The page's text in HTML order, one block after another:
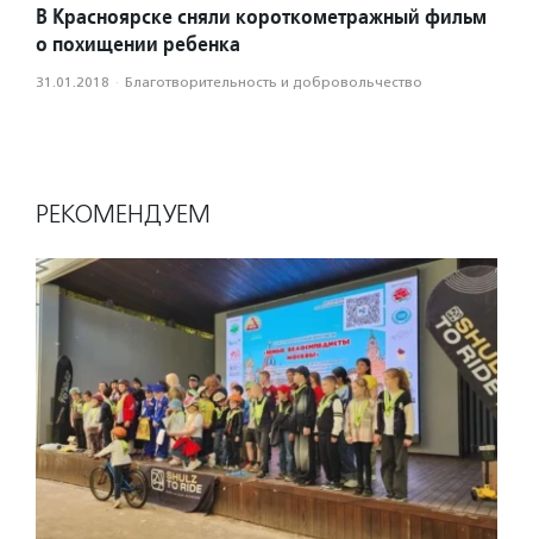
В Красноярске сняли короткометражный фильм
о похищении ребенка
31.01.2018 · Благотвори­тель­ность и доброволь­чест­во
РЕКОМЕНДУЕМ